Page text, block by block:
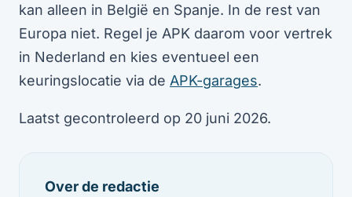
kan alleen in België en Spanje. In de rest van
Europa niet. Regel je APK daarom voor vertrek
in Nederland en kies eventueel een
keuringslocatie via de APK-garages.
Laatst gecontroleerd op 20 juni 2026.
Over de redactie